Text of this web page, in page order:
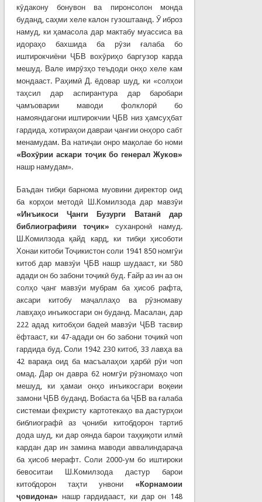
кӯдакону бонувон ва пиронсолон монда
буданд, саҳми хеле калон гузоштаанд. Ӯ иброз
намуд, ки ҳамасола дар мактабу муассиса ва
идораҳо бахшида ба рӯзи ғалаба бо
иштирокчиёни ҶБВ вохӯриҳо баргузор карда
мешуд. Вале имрӯзҳо теъдоди онҳо хеле кам
мондааст. Раҳимӣ Д. ёдовар шуд, ки «солҳои
таҳсил дар аспирантура дар баробари
ҷамъоварии маводи фолклорӣ бо
намояндагони иштирокчии ҶБВ низ ҳамсуҳбат
гардида, хотираҳои давраи ҷангии онҳоро сабт
менамудам. Ва натиҷаи онро мақолае бо номи
«Вохӯрии аскари тоҷик бо генерал Жуков»
нашр намудам».
Баъдан тибқи барнома муовини директор оид
ба корҳои методӣ Ш.Комилзода дар мавзӯи
«Инъикоси Ҷанги Бузурги Ватанӣ дар
библиографияи тоҷик» суханронӣ намуд.
Ш.Комилзода қайд кард, ки тибқи ҳисоботи
Хонаи китоби Тоҷикистон соли 1941 850 номгӯи
китоб дар мавзӯи ҶБВ нашр шудааст, ки 580
адади он бо забони тоҷикӣ буд. Ғайр аз ин аз он
солҳо ҷанг мавзӯи мубрам ба ҳисоб рафта,
аксари китобу маҷаллаҳо ва рӯзномаву
лавҳаҳо инъикосгари он буданд. Масалан, дар
222 адад китобҳои бадеӣ мавзӯи ҶБВ тасвир
ёфтааст, ки 47-адади он бо забони тоҷикӣ чоп
гардида буд. Соли 1942 230 китоб, 33 лавҳа ва
42 варақа оид ба масъалаҳои ҳарбӣ рӯи чоп
омад. Дар он давра 62 номгӯи рӯзномаҳо чоп
мешуд, ки ҳамаи онҳо инъикосгари воқеии
замони ҶБВ буданд. Вобаста ба ҶБВ ва ғалаба
системаи феҳристу картотекаҳо ва дастурҳои
библиографӣ аз ҷониби китобдорон тартиб
дода шуд, ки дар оянда барои таҳқиқоти илмӣ
кардан дар ин замина маводи аввалиндараҷа
ба ҳисоб мерафт. Соли 2000-ум бо иштироки
бевоситаи Ш.Комилзода дастур барои
китобдорон таҳти унвони «Корнамоии
ҷовидона» нашр гардидааст, ки дар он 148